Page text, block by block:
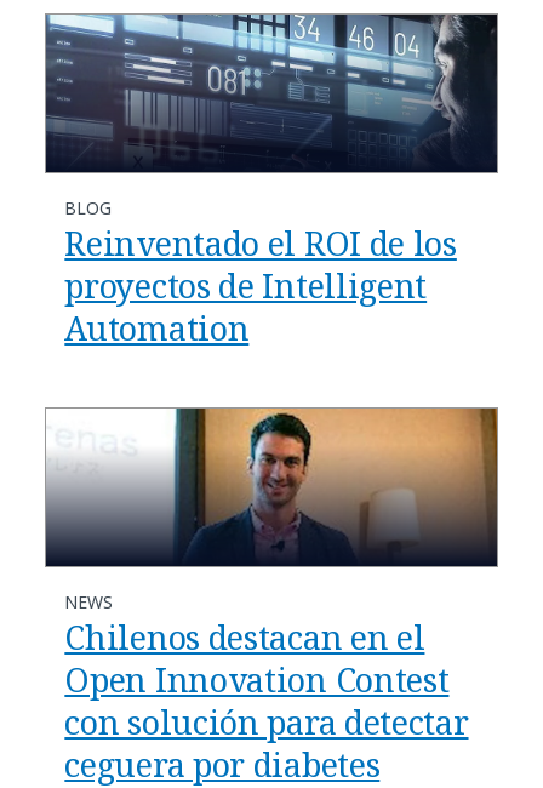
BLOG
Reinventado el ROI de los
proyectos de Intelligent
Automation
NEWS
Chilenos destacan en el
Open Innovation Contest
con solución para detectar
ceguera por diabetes